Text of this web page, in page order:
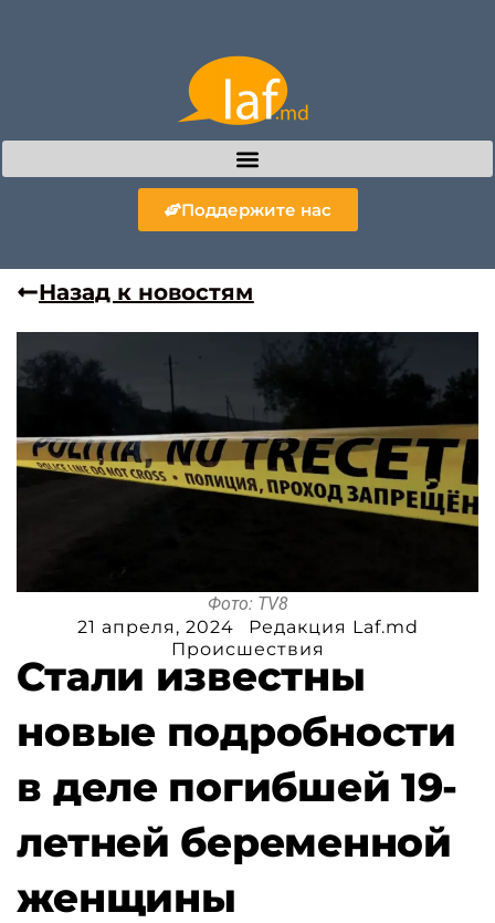
Поддержите нас
Назад к новостям
Фото: TV8
21 апреля, 2024
Редакция Laf.md
Происшествия
Стали известны
новые подробности
в деле погибшей 19-
летней беременной
женщины